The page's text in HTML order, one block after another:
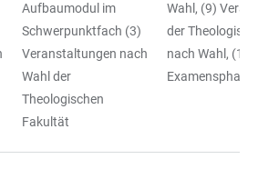
Aufbaumodul im
Schwerpunktfach (3)
Veranstaltungen nach
Wahl der
Theologischen
Fakultät
Wahl, (9)
der
nach Wahl, (10)
Examensphase